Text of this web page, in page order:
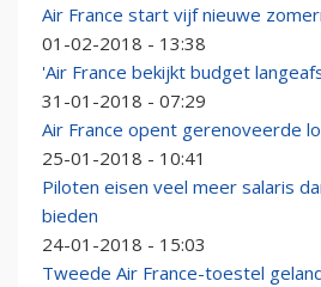
Air France start vijf nieuwe
01-02-2018 - 13:38
'Air France bekijkt budget
31-01-2018 - 07:29
Air France opent gerenoveerde
25-01-2018 - 10:41
Piloten eisen veel meer salaris
bieden
24-01-2018 - 15:03
Tweede Air France-toestel